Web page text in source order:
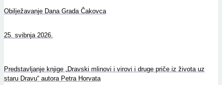
Obilježavanje Dana Grada Čakovca
25. svibnja 2026.
Predstavljanje knjige „Dravski mlinovi i virovi i druge priče iz života uz
staru Dravu“ autora Petra Horvata